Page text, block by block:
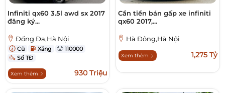
Infiniti qx60 3.5l awd sx 2017
đăng ký...
Đống Đa,Hà Nội
Cũ Xăng
110000
Số TĐ
Xem thêm 930 Triệu
Cần tiền bán gấp xe infiniti
qx60 2017,...
Hà Đông,Hà Nội
Xem thêm 1,275 Tỷ